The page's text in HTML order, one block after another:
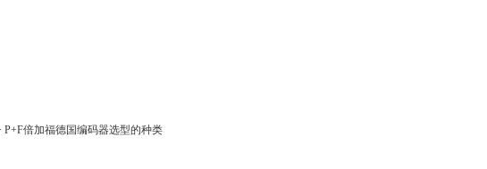
P+F倍加福德国编码器选型的种类